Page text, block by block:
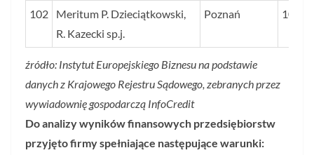
102
Meritum P. Dzieciątkowski,
R. Kazecki sp.j.
Poznań 10
źródło: Instytut Europejskiego Biznesu na podstawie
danych z Krajowego Rejestru Sądowego, zebranych przez
wywiadownię gospodarczą InfoCredit
Do analizy wyników finansowych przedsiębiorstw
przyjęto firmy spełniające następujące warunki: